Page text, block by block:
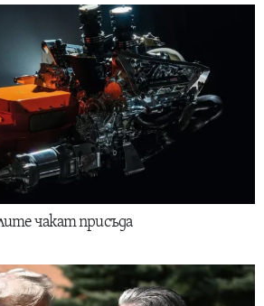
чакат присъда